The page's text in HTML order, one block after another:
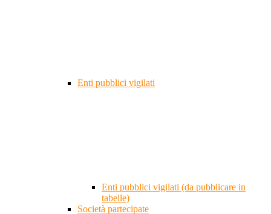
Enti pubblici vigilati
Enti pubblici vigilati (da pubblicare in
tabelle)
Società partecipate